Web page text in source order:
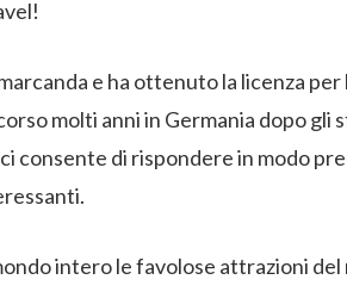
e ha ottenuto la licenza
molti anni in Germania dopo
di rispondere in modo
intero le favolose attrazioni